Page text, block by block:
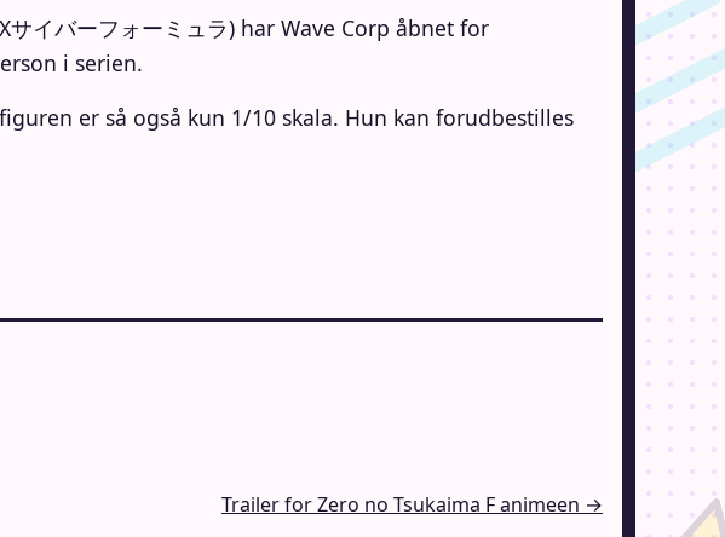
サイバーフォーミュラ) har Wave Corp åbnet for
i serien.
er så også kun 1/10 skala. Hun kan forudbestilles
Trailer for Zero no Tsukaima F animeen →